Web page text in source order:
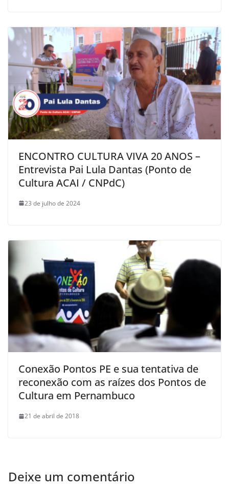
ENCONTRO CULTURA VIVA 20 ANOS –
Entrevista Pai Lula Dantas (Ponto de
Cultura ACAI / CNPdC)
23 de julho de 2024
Conexão Pontos PE e sua tentativa de
reconexão com as raízes dos Pontos de
Cultura em Pernambuco
21 de abril de 2018
Deixe um comentário